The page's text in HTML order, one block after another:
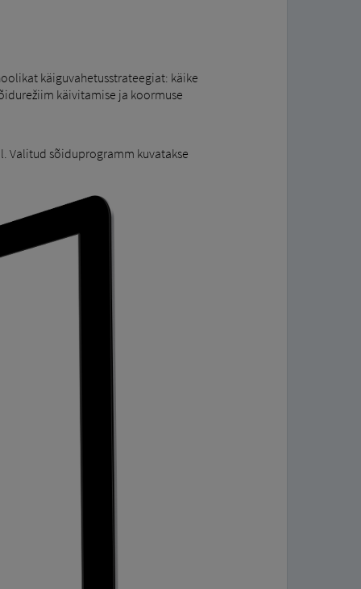
käiguvahetusstrateegiat: käike
käivitamise ja koormuse
Valitud sõiduprogramm kuvatakse